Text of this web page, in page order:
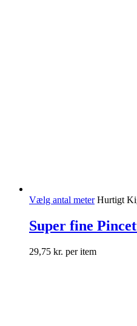
Vælg antal meter Hurtigt
Super fine
29,75 kr. per item